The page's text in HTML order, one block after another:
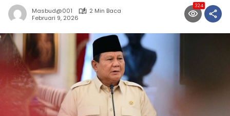
Masbud@001
2 Min Baca
Februari 9, 2026
324